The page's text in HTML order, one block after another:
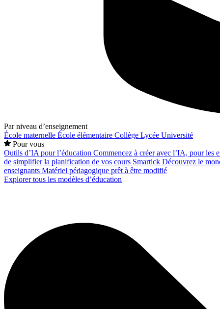
Par niveau d’enseignement
École maternelle École élémentaire Collège Lycée Université
Pour vous
Outils d’IA pour l’éducation Commencez à créer avec l’IA, pour les
de simplifier la planification de vos cours Smartick Découvrez le
enseignants Matériel pédagogique prêt à être modifié
Explorer tous les modèles d’éducation